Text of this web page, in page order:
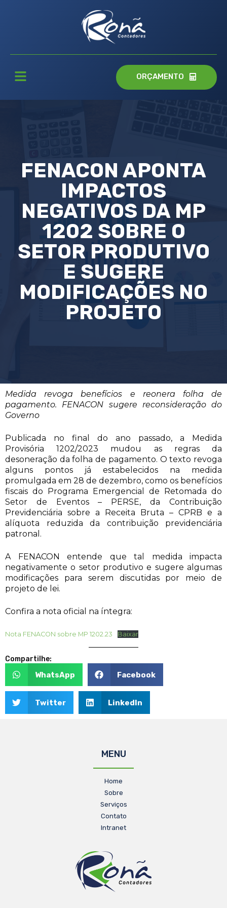
ORÇAMENTO
FENACON APONTA
IMPACTOS
NEGATIVOS DA MP
1202 SOBRE O
SETOR PRODUTIVO
E SUGERE
MODIFICAÇÕES NO
PROJETO
Medida revoga benefícios e reonera folha de
pagamento. FENACON sugere reconsideração do
Governo
Publicada no final do ano passado, a Medida
Provisória 1202/2023 mudou as regras da
desoneração da folha de pagamento. O texto revoga
alguns pontos já estabelecidos na medida
promulgada em 28 de dezembro, como os benefícios
fiscais do Programa Emergencial de Retomada do
Setor de Eventos – PERSE, da Contribuição
Previdenciária sobre a Receita Bruta – CPRB e a
alíquota reduzida da contribuição previdenciária
patronal.
A FENACON entende que tal medida impacta
negativamente o setor produtivo e sugere algumas
modificações para serem discutidas por meio de
projeto de lei.
Confira a nota oficial na íntegra:
Nota FENACON sobre MP 1202.23 Baixar
Compartilhe:
WhatsApp Facebook
Twitter LinkedIn
MENU
Home
Sobre
Serviços
Contato
Intranet